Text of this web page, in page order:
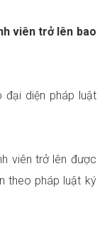
viên trở lên bao
đại diện pháp luật
viên trở lên được
theo pháp luật ký